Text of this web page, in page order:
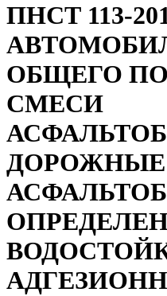
ПНСТ 113-
ОБЩЕГО
СМЕСИ